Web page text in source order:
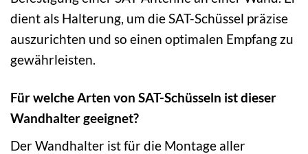
dient als Halterung, um die SAT-Schüssel präzise
auszurichten und so einen optimalen Empfang zu
gewährleisten.
Für welche Arten von SAT-Schüsseln ist dieser
Wandhalter geeignet?
Der Wandhalter ist für die Montage aller